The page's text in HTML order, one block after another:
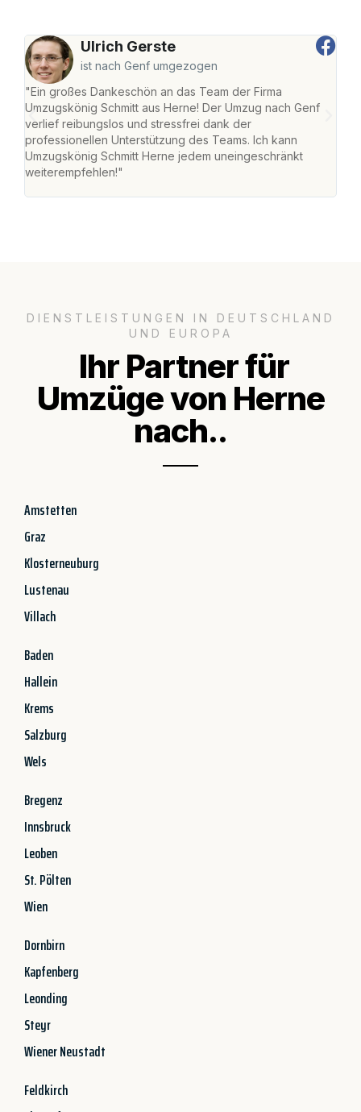
Ulrich Gerste
ist nach Genf umgezogen
"Ein großes Dankeschön an das Team der Firma
Umzugskönig Schmitt aus Herne! Der Umzug nach Genf
verlief reibungslos und stressfrei dank der
professionellen Unterstützung des Teams. Ich kann
Umzugskönig Schmitt Herne jedem uneingeschränkt
weiterempfehlen!"
DIENSTLEISTUNGEN IN DEUTSCHLAND
UND EUROPA
Ihr Partner für
Umzüge von Herne
nach..
Amstetten
Graz
Klosterneuburg
Lustenau
Villach
Baden
Hallein
Krems
Salzburg
Wels
Bregenz
Innsbruck
Leoben
St. Pölten
Wien
Dornbirn
Kapfenberg
Leonding
Steyr
Wiener Neustadt
Feldkirch